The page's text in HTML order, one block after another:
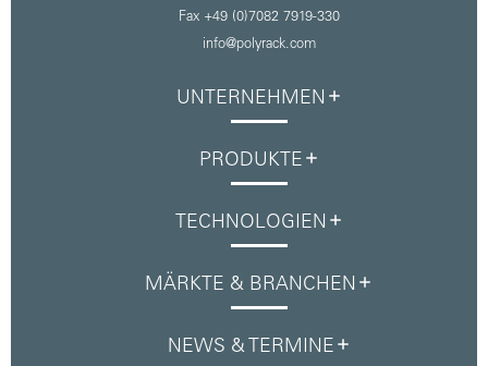
Fax +49 (0)7082 7919-330
info@polyrack.com
UNTERNEHMEN
PRODUKTE
TECHNOLOGIEN
MÄRKTE & BRANCHEN
NEWS & TERMINE